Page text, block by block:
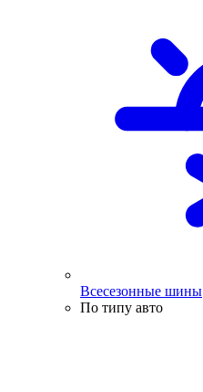
Всесезонные шины
По типу авто